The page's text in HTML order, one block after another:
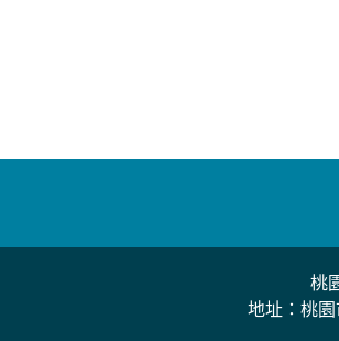
桃
地址：桃